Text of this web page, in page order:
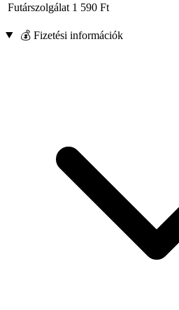
Futárszolgálat 1 590 Ft
💰 Fizetési információk